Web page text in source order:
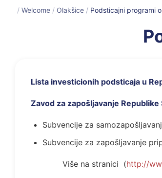
/ Welcome / Olakšice / Podsticajni programi
Lista investicionih podsticaja u
Zavod za zapošljavanje Republike
Subvencije za
Subvencije za zapošljavanje
Više na stranici (http://